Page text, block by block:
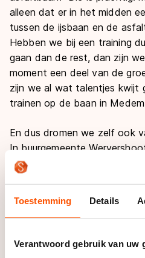
Toestemming Details
Verantwoord gebruik van uw
alleen dat er in het midden
tussen de ijsbaan en de
Hebben we bij een training
gaan dan de rest, dan zijn
moment een deel van de
zijn we al wat talentjes kwijt
trainen op de baan in
En dus dromen we zelf ook
In buurgemeente
voor elkaar gekregen, maar
lobbyen bij de gemeente.
alle geldkranen richting de
De skaters maakten